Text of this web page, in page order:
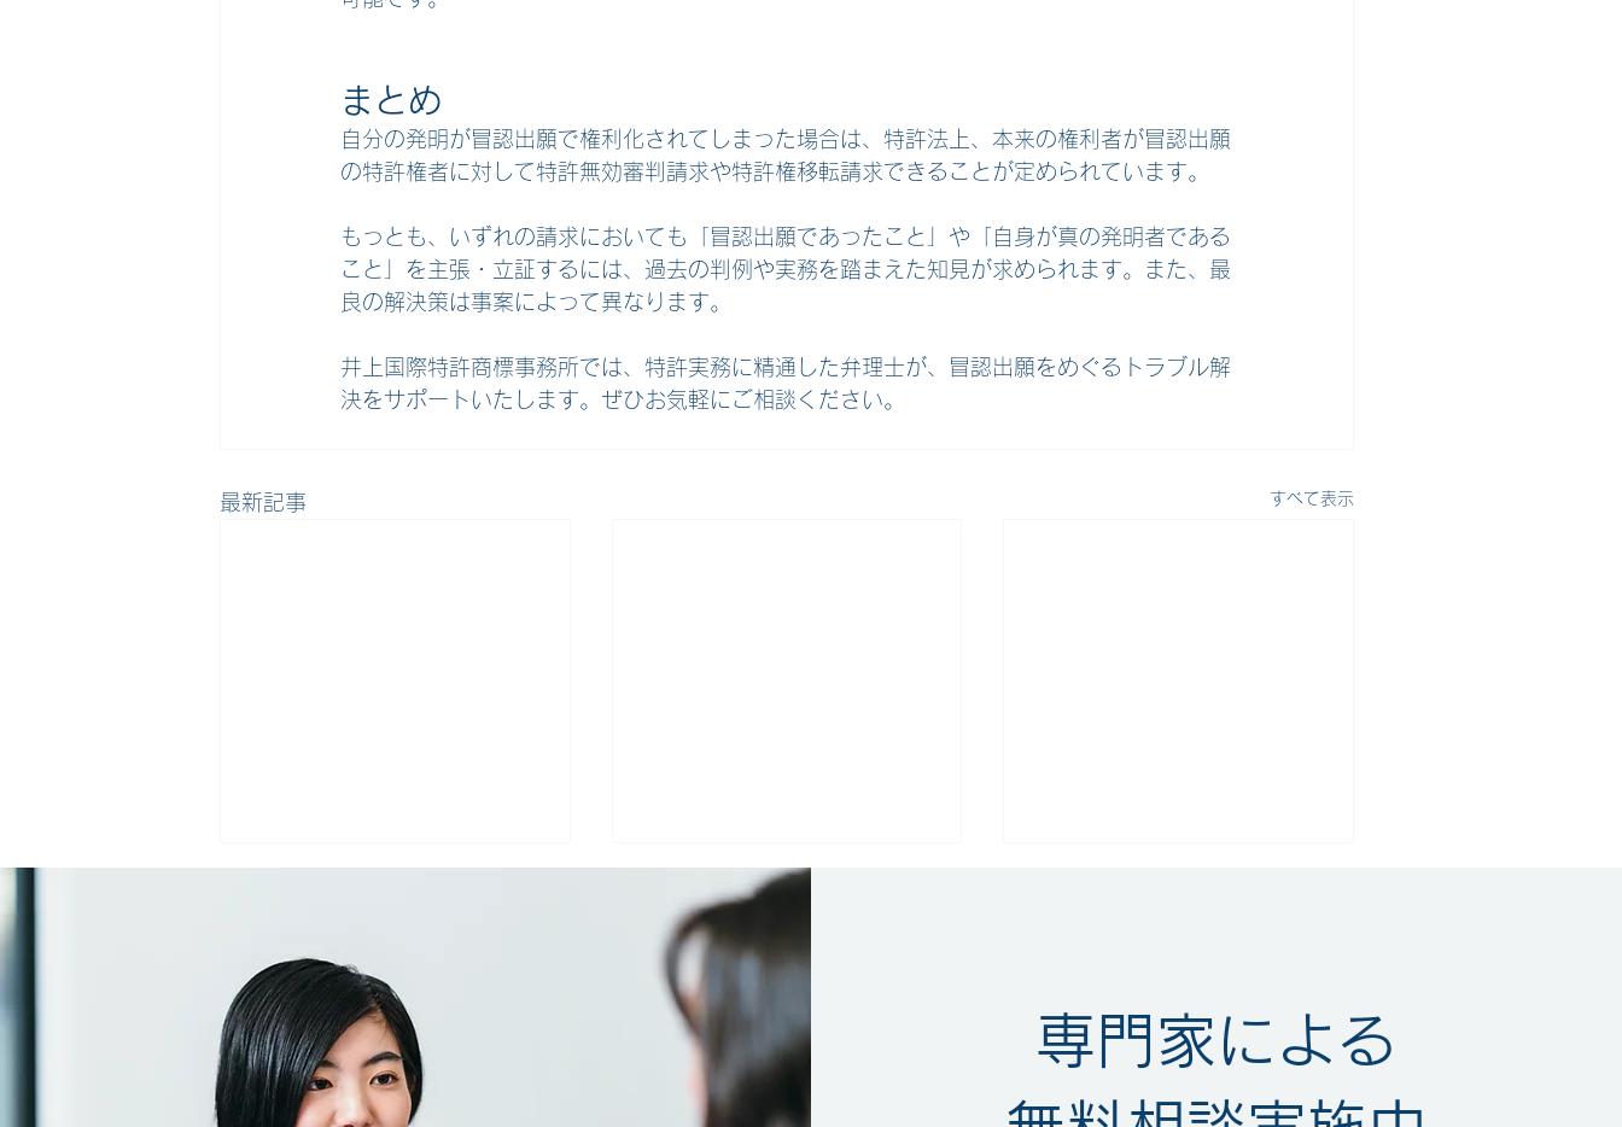
まとめ
自分の発明が冒認出願で権利化されてしまった場合は、特許法上、本来の権利者が冒認出願
の特許権者に対して特許無効審判請求や特許権移転請求できることが定められています。
もっとも、いずれの請求においても「冒認出願であったこと」や「自身が真の発明者である
こと」を主張・立証するには、過去の判例や実務を踏まえた知見が求められます。また、最
良の解決策は事案によって異なります。
井上国際特許商標事務所では、特許実務に精通した弁理士が、冒認出願をめぐるトラブル解
決をサポートいたします。ぜひお気軽にご相談ください。
最新記事 すべて表示
用途発明とは？既存物質の新
結合商標の類否判断とは？ロ
専門家による